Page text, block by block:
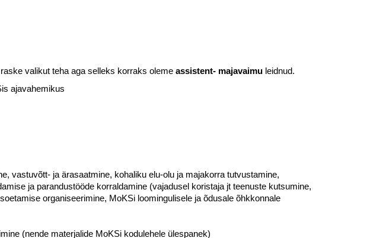
valikut teha aga selleks korraks oleme assistent- majavaimu leidnud.
ajavahemikus
vastuvõtt- ja ärasaatmine, kohaliku elu-olu ja majakorra tutvustamine,
ja parandustööde korraldamine (vajadusel koristaja jt teenuste kutsumine,
organiseerimine, MoKSi loomingulisele ja õdusale õhkkonnale
(nende materjalide MoKSi kodulehele ülespanek)